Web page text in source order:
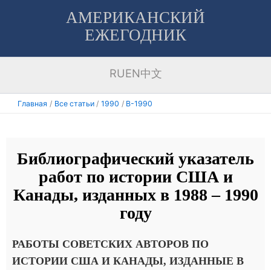
АМЕРИКАНСКИЙ
ЕЖЕГОДНИК
RUEN中文
Главная Все статьи 1990 B-1990
Библиографический указатель
работ по истории США и
Канады, изданных в 1988 – 1990
году
РАБОТЫ СОВЕТСКИХ АВТОРОВ ПО
ИСТОРИИ США И КАНАДЫ, ИЗДАННЫЕ В